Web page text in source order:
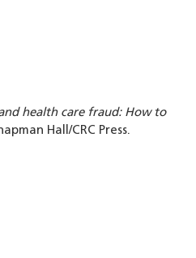
health care fraud: How to
Hall/CRC Press.